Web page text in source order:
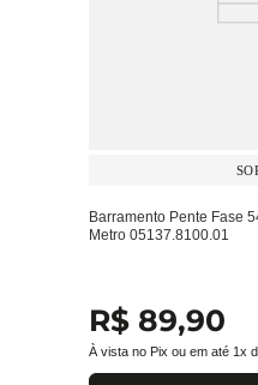
Barramento Pente Fase
Metro 05137.8100.01
R$ 89,90
À vista no Pix ou em até 1x